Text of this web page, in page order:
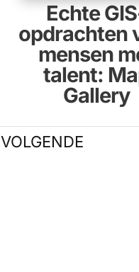
Echte
opdrachten
mensen
talent:
Gallery
VOLGENDE